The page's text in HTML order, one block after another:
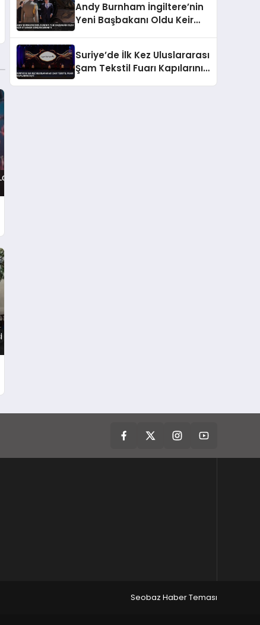
Andy Burnham İngiltere’nin
Yeni Başbakanı Oldu Keir
Suriye’de İlk Kez Uluslararası
Şam Tekstil Fuarı Kapılarını
Seobaz Haber Teması